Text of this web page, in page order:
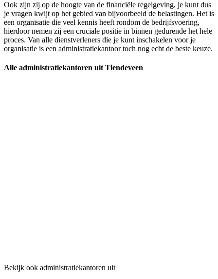
Ook zijn zij op de hoogte van de financiële regelgeving, je kunt dus
je vragen kwijt op het gebied van bijvoorbeeld de belastingen. Het is
een organisatie die veel kennis heeft rondom de bedrijfsvoering,
hierdoor nemen zij een cruciale positie in binnen gedurende het hele
proces. Van alle dienstverleners die je kunt inschakelen voor je
organisatie is een administratiekantoor toch nog echt de beste keuze.
Alle administratiekantoren uit Tiendeveen
Bekijk ook administratiekantoren uit